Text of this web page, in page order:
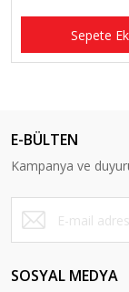
Sepete
E-BÜLTEN
Kampanya ve
SOSYAL MEDYA